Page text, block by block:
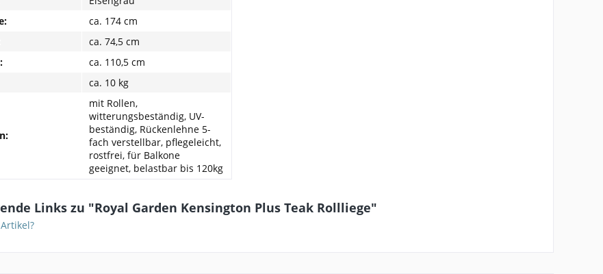
ca. 174 cm
ca. 74,5 cm
ca. 110,5 cm
ca. 10 kg
mit Rollen,
witterungsbeständig, UV-
beständig, Rückenlehne 5-
fach verstellbar, pflegeleicht,
rostfrei, für Balkone
geeignet, belastbar bis 120kg
Links zu "Royal Garden Kensington Plus Teak Rollliege"